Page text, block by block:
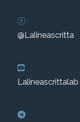
@Lalineascritta
Lalineascrittalab